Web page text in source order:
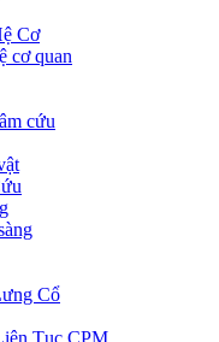
Cơ
cơ quan
cứu
Cổ
Tục CPM